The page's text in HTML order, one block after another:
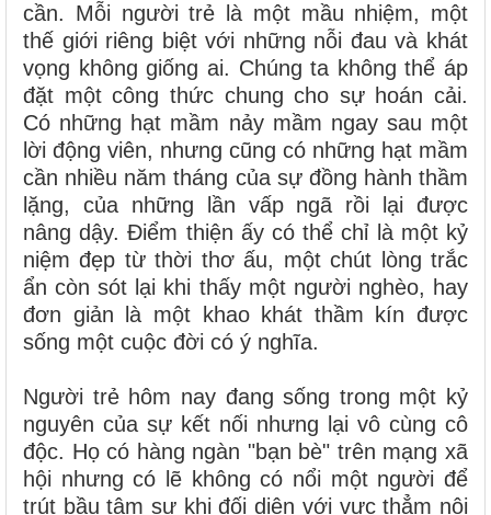
cần. Mỗi người trẻ là một mầu nhiệm, một
thế giới riêng biệt với những nỗi đau và khát
vọng không giống ai. Chúng ta không thể áp
đặt một công thức chung cho sự hoán cải.
Có những hạt mầm nảy mầm ngay sau một
lời động viên, nhưng cũng có những hạt mầm
cần nhiều năm tháng của sự đồng hành thầm
lặng, của những lần vấp ngã rồi lại được
nâng dậy. Điểm thiện ấy có thể chỉ là một kỷ
niệm đẹp từ thời thơ ấu, một chút lòng trắc
ẩn còn sót lại khi thấy một người nghèo, hay
đơn giản là một khao khát thầm kín được
sống một cuộc đời có ý nghĩa.
Người trẻ hôm nay đang sống trong một kỷ
nguyên của sự kết nối nhưng lại vô cùng cô
độc. Họ có hàng ngàn "bạn bè" trên mạng xã
hội nhưng có lẽ không có nổi một người để
trút bầu tâm sự khi đối diện với vực thẳm nội